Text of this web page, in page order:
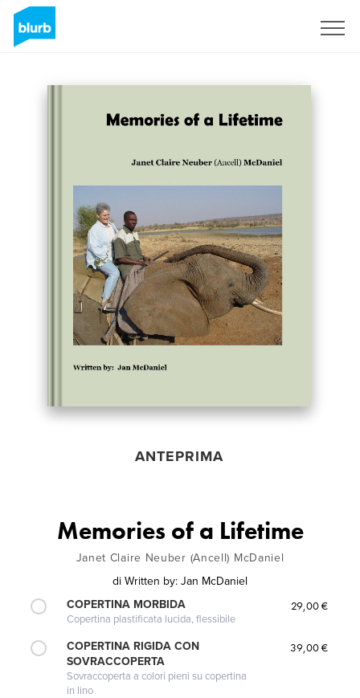
ANTEPRIMA
Memories of a Lifetime
Janet Claire Neuber (Ancell) McDaniel
di Written by: Jan McDaniel
COPERTINA MORBIDA
Copertina plastificata lucida, flessibile
29,00 €
COPERTINA RIGIDA CON
SOVRACCOPERTA
Sovraccoperta a colori pieni su copertina
in lino
39,00 €